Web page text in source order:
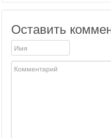
Оставить